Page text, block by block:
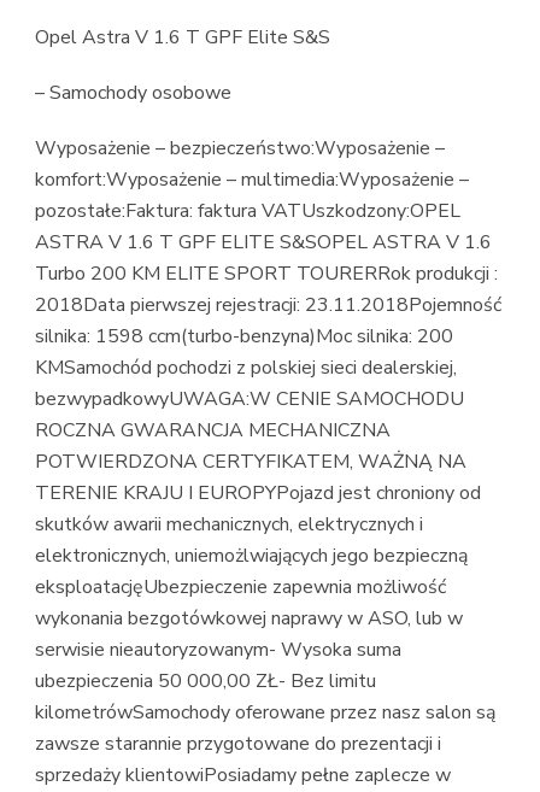
Opel Astra V 1.6 T GPF Elite S&S
– Samochody osobowe
Wyposażenie – bezpieczeństwo:Wyposażenie –
komfort:Wyposażenie – multimedia:Wyposażenie –
pozostałe:Faktura: faktura VATUszkodzony:OPEL
ASTRA V 1.6 T GPF ELITE S&SOPEL ASTRA V 1.6
Turbo 200 KM ELITE SPORT TOURERRok produkcji :
2018Data pierwszej rejestracji: 23.11.2018Pojemność
silnika: 1598 ccm(turbo-benzyna)Moc silnika: 200
KMSamochód pochodzi z polskiej sieci dealerskiej,
bezwypadkowyUWAGA:W CENIE SAMOCHODU
ROCZNA GWARANCJA MECHANICZNA
POTWIERDZONA CERTYFIKATEM, WAŻNĄ NA
TERENIE KRAJU I EUROPYPojazd jest chroniony od
skutków awarii mechanicznych, elektrycznych i
elektronicznych, uniemożlwiających jego bezpieczną
eksploatacjęUbezpieczenie zapewnia możliwość
wykonania bezgotówkowej naprawy w ASO, lub w
serwisie nieautoryzowanym- Wysoka suma
ubezpieczenia 50 000,00 ZŁ- Bez limitu
kilometrówSamochody oferowane przez nasz salon są
zawsze starannie przygotowane do prezentacji i
sprzedaży klientowiPosiadamy pełne zaplecze w